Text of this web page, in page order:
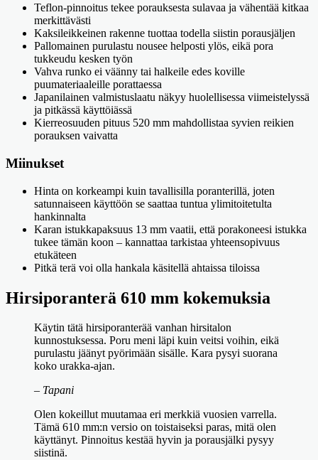
Teflon-pinnoitus tekee porauksesta sulavaa ja vähentää kitkaa
merkittävästi
Kaksileikkeinen rakenne tuottaa todella siistin porausjäljen
Pallomainen purulastu nousee helposti ylös, eikä pora
tukkeudu kesken työn
Vahva runko ei väänny tai halkeile edes koville
puumateriaaleille porattaessa
Japanilainen valmistuslaatu näkyy huolellisessa viimeistelyssä
ja pitkässä käyttöiässä
Kierreosuuden pituus 520 mm mahdollistaa syvien reikien
porauksen vaivatta
Miinukset
Hinta on korkeampi kuin tavallisilla poranterillä, joten
satunnaiseen käyttöön se saattaa tuntua ylimitoitetulta
hankinnalta
Karan istukkapaksuus 13 mm vaatii, että porakoneesi istukka
tukee tämän koon – kannattaa tarkistaa yhteensopivuus
etukäteen
Pitkä terä voi olla hankala käsitellä ahtaissa tiloissa
Hirsiporanterä 610 mm kokemuksia
Käytin tätä hirsiporanterää vanhan hirsitalon
kunnostuksessa. Poru meni läpi kuin veitsi voihin, eikä
purulastu jäänyt pyörimään sisälle. Kara pysyi suorana
koko urakka-ajan.
– Tapani
Olen kokeillut muutamaa eri merkkiä vuosien varrella.
Tämä 610 mm:n versio on toistaiseksi paras, mitä olen
käyttänyt. Pinnoitus kestää hyvin ja porausjälki pysyy
siistinä.